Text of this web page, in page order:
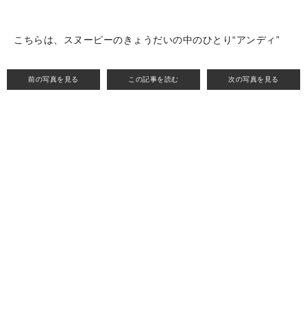
前の写真を見る この記事を読む 次の写真を見る
こちらは、スヌーピーのきょうだいの中のひとり“アンディ”